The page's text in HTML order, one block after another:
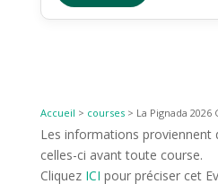
Accueil > courses> La Pignada
Les informations proviennent
celles-ci avant toute course.
Cliquez ICI pour préciser cet